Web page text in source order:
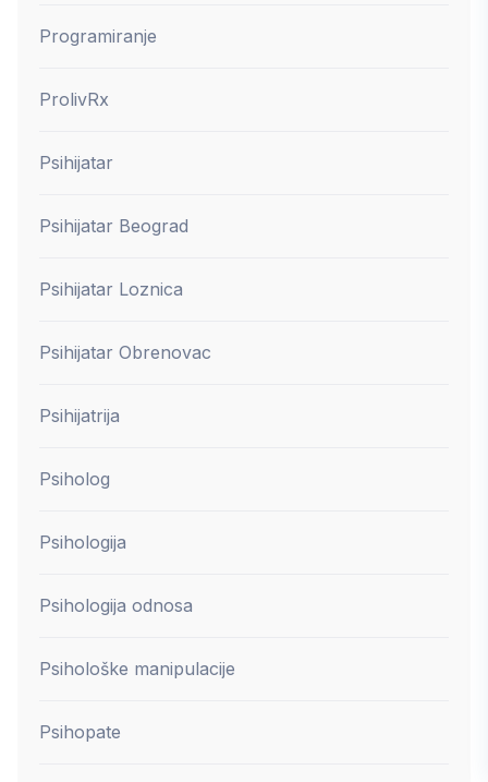
Programiranje
ProlivRx
Psihijatar
Psihijatar Beograd
Psihijatar Loznica
Psihijatar Obrenovac
Psihijatrija
Psiholog
Psihologija
Psihologija odnosa
Psihološke manipulacije
Psihopate